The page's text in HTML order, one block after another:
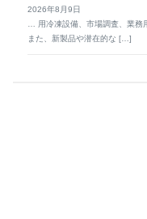
2026年8月9日
… 用冷凍設備、市場調査、業務
また、新製品や潜在的な […]